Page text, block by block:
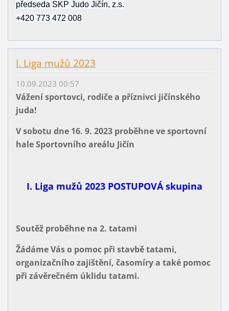
předseda SKP Judo Jičín, z.s.
+420 773 472 008
I. Liga mužů 2023
10.09.2023 00:57
Vážení sportovci, rodiče a příznivci jičínského
juda!
V sobotu dne 16. 9. 2023 proběhne ve sportovní
hale Sportovního areálu Jičín
I. Liga mužů 2023 POSTUPOVÁ skupina
Soutěž proběhne na 2. tatami
Žádáme Vás o pomoc při stavbě tatami,
organizačního zajištění, časomíry a také pomoc
při závěrečném úklidu tatami.